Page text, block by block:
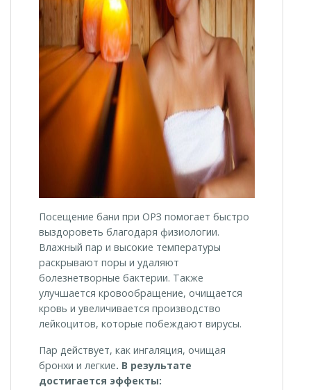
Посещение бани при ОРЗ помогает быстро
выздороветь благодаря физиологии.
Влажный пар и высокие температуры
раскрывают поры и удаляют
болезнетворные бактерии. Также
улучшается кровообращение, очищается
кровь и увеличивается производство
лейкоцитов, которые побеждают вирусы.
Пар действует, как ингаляция, очищая
бронхи и легкие. В результате
достигается эффекты: